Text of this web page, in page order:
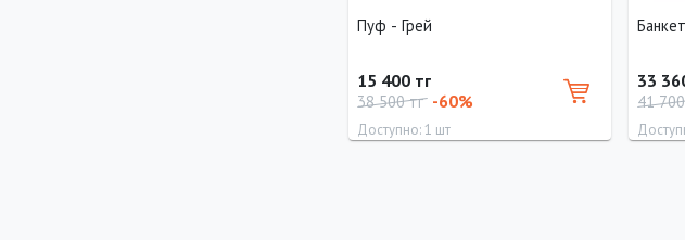
Пуф - Грей
15 400 тг
38 500 тг -60%
Доступно: 1 шт
33
41